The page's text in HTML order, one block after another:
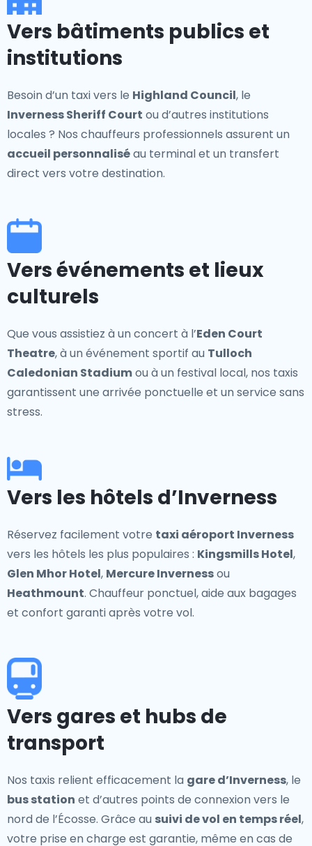
Vers bâtiments publics et
institutions
Besoin d’un taxi vers le Highland Council, le
Inverness Sheriff Court ou d’autres institutions
locales ? Nos chauffeurs professionnels assurent un
accueil personnaliséau terminal et un transfert
direct vers votre destination.
Vers événements et lieux
culturels
Que vous assistiez à un concert à l’Eden Court
Theatre, à un événement sportif au Tulloch
Caledonian Stadiumou à un festival local, nos taxis
garantissent une arrivée ponctuelle et un service sans
stress.
Vers les hôtels d’Inverness
Réservez facilement votre taxi aéroport Inverness
vers les hôtels les plus populaires : Kingsmills Hotel,
Glen Mhor Hotel, Mercure Invernessou
Heathmount. Chauffeur ponctuel, aide aux bagages
et confort garanti après votre vol.
Vers gares et hubs de
transport
Nos taxis relient efficacement la gare d’Inverness, le
bus station et d’autres points de connexion vers le
nord de l’Écosse. Grâce au suivi de vol en temps réel,
votre prise en charge est garantie, même en cas de